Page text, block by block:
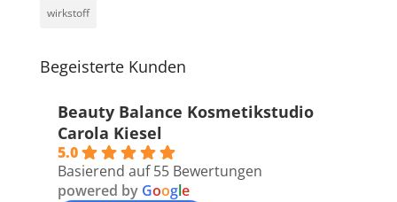
wirkstoff
Begeisterte Kunden
Beauty Balance Kosmetikstudio
Carola Kiesel
5.0
Basierend auf 55 Bewertungen
powered by Google